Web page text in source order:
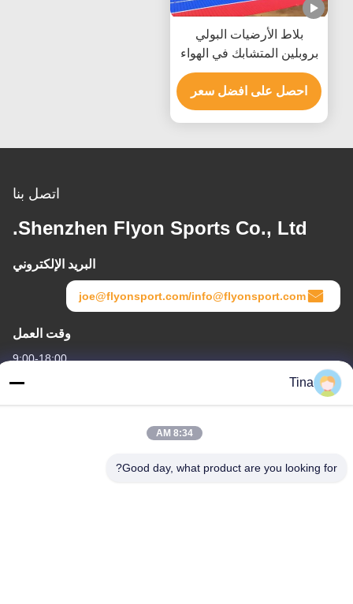
بلاط الأرضيات البولي
بروبلين المتشابك في الهواء
الطلق لملعب تنس كرة
السلة
احصل على افضل سعر
اتصل بنا
Shenzhen Flyon Sports Co., Ltd.
البريد الإلكتروني
joe@flyonsport.com/info@flyonsport.com
وقت العمل
9:00-18:00
Henggang Community ، Longgang Street
Tina
8:34 AM
Good day, what product are you looking for?